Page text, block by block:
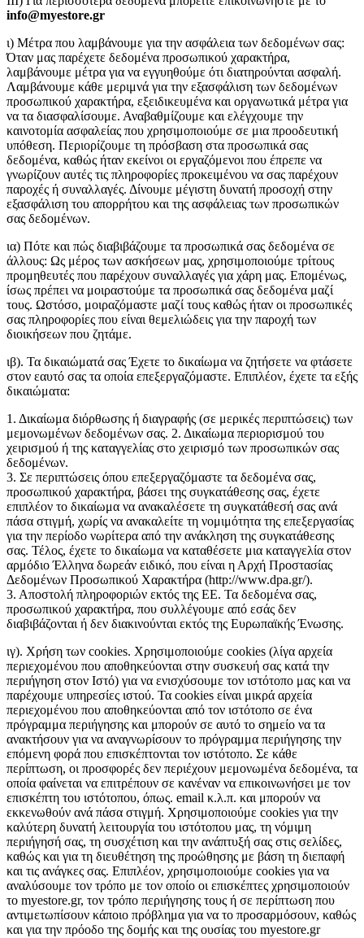
info@myestore.gr
ι) Μέτρα που λαμβάνουμε για την ασφάλεια των δεδομένων σας:
Όταν μας παρέχετε δεδομένα προσωπικού χαρακτήρα,
λαμβάνουμε μέτρα για να εγγυηθούμε ότι διατηρούνται ασφαλή.
Λαμβάνουμε κάθε μεριμνά για την εξασφάλιση των δεδομένων
προσωπικού χαρακτήρα, εξειδικευμένα και οργανωτικά μέτρα για
να τα διασφαλίσουμε. Αναβαθμίζουμε και ελέγχουμε την
καινοτομία ασφαλείας που χρησιμοποιούμε σε μια προοδευτική
υπόθεση. Περιορίζουμε τη πρόσβαση στα προσωπικά σας
δεδομένα, καθώς ήταν εκείνοι οι εργαζόμενοι που έπρεπε να
γνωρίζουν αυτές τις πληροφορίες προκειμένου να σας παρέχουν
παροχές ή συναλλαγές. Δίνουμε μέγιστη δυνατή προσοχή στην
εξασφάλιση του απορρήτου και της ασφάλειας των προσωπικών
σας δεδομένων.
ια) Πότε και πώς διαβιβάζουμε τα προσωπικά σας δεδομένα σε
άλλους: Ως μέρος των ασκήσεων μας, χρησιμοποιούμε τρίτους
προμηθευτές που παρέχουν συναλλαγές για χάρη μας. Επομένως,
ίσως πρέπει να μοιραστούμε τα προσωπικά σας δεδομένα μαζί
τους. Ωστόσο, μοιραζόμαστε μαζί τους καθώς ήταν οι προσωπικές
σας πληροφορίες που είναι θεμελιώδεις για την παροχή των
διοικήσεων που ζητάμε.
ιβ). Τα δικαιώματά σας Έχετε το δικαίωμα να ζητήσετε να φτάσετε
στον εαυτό σας τα οποία επεξεργαζόμαστε. Επιπλέον, έχετε τα εξής
δικαιώματα:
1. Δικαίωμα διόρθωσης ή διαγραφής (σε μερικές περιπτώσεις) των
μεμονωμένων δεδομένων σας. 2. Δικαίωμα περιορισμού του
χειρισμού ή της καταγγελίας στο χειρισμό των προσωπικών σας
δεδομένων.
3. Σε περιπτώσεις όπου επεξεργαζόμαστε τα δεδομένα σας,
προσωπικού χαρακτήρα, βάσει της συγκατάθεσης σας, έχετε
επιπλέον το δικαίωμα να ανακαλέσετε τη συγκατάθεσή σας ανά
πάσα στιγμή, χωρίς να ανακαλείτε τη νομιμότητα της επεξεργασίας
για την περίοδο νωρίτερα από την ανάκληση της συγκατάθεσης
σας. Τέλος, έχετε το δικαίωμα να καταθέσετε μια καταγγελία στον
αρμόδιο Έλληνα δωρεάν ειδικό, που είναι η Αρχή Προστασίας
Δεδομένων Προσωπικού Χαρακτήρα (http://www.dpa.gr/).
3. Αποστολή πληροφοριών εκτός της ΕΕ. Τα δεδομένα σας,
προσωπικού χαρακτήρα, που συλλέγουμε από εσάς δεν
διαβιβάζονται ή δεν διακινούνται εκτός της Ευρωπαϊκής Ένωσης.
ιγ). Χρήση των cookies. Χρησιμοποιούμε cookies (λίγα αρχεία
περιεχομένου που αποθηκεύονται στην συσκευή σας κατά την
περιήγηση στον Ιστό) για να ενισχύσουμε τον ιστότοπο μας και να
παρέχουμε υπηρεσίες ιστού. Τα cookies είναι μικρά αρχεία
περιεχομένου που αποθηκεύονται από τον ιστότοπο σε ένα
πρόγραμμα περιήγησης και μπορούν σε αυτό το σημείο να τα
ανακτήσουν για να αναγνωρίσουν το πρόγραμμα περιήγησης την
επόμενη φορά που επισκέπτονται τον ιστότοπο. Σε κάθε
περίπτωση, οι προσφορές δεν περιέχουν μεμονωμένα δεδομένα, τα
οποία φαίνεται να επιτρέπουν σε κανέναν να επικοινωνήσει με τον
επισκέπτη του ιστότοπου, όπως. email κ.λ.π. και μπορούν να
εκκενωθούν ανά πάσα στιγμή. Χρησιμοποιούμε cookies για την
καλύτερη δυνατή λειτουργία του ιστότοπου μας, τη νόμιμη
περιήγησή σας, τη συσχέτιση και την ανάπτυξή σας στις σελίδες,
καθώς και για τη διευθέτηση της προώθησης με βάση τη διεπαφή
και τις ανάγκες σας. Επιπλέον, χρησιμοποιούμε cookies για να
αναλύσουμε τον τρόπο με τον οποίο οι επισκέπτες χρησιμοποιούν
το myestore.gr, τον τρόπο περιήγησης τους ή σε περίπτωση που
αντιμετωπίσουν κάποιο πρόβλημα για να το προσαρμόσουν, καθώς
και για την πρόοδο της δομής και της ουσίας του myestore.gr